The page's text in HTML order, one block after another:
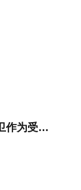
2023品牌包装大会 | 卫高创始人辛高卫作为受邀嘉宾进行现场分享